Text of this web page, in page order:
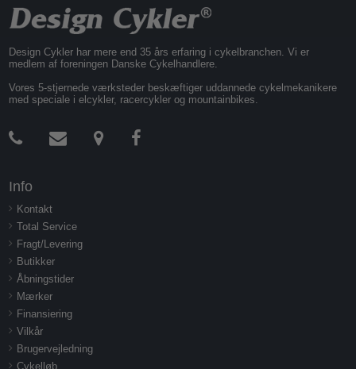
Design Cykler har mere end 35 års erfaring i cykelbranchen. Vi er
medlem af foreningen Danske Cykelhandlere.
Vores 5-stjernede værksteder beskæftiger uddannede cykelmekanikere
med speciale i elcykler, racercykler og mountainbikes.
Info
Kontakt
Total Service
Fragt/Levering
Butikker
Åbningstider
Mærker
Finansiering
Vilkår
Brugervejledning
Cykelløb